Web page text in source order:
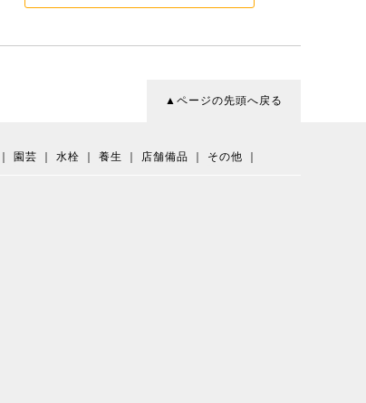
▲ページの先頭へ戻る
園芸 水栓 養生 店舗備品 その他